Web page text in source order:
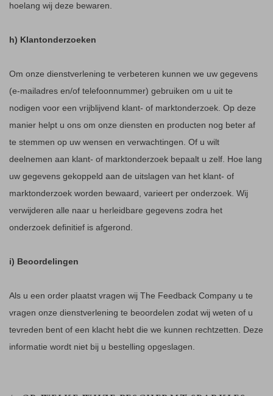
hoelang wij deze bewaren.
h) Klantonderzoeken
Om onze dienstverlening te verbeteren kunnen we uw gegevens
(e-mailadres en/of telefoonnummer) gebruiken om u uit te
nodigen voor een vrijblijvend klant- of marktonderzoek. Op deze
manier helpt u ons om onze diensten en producten nog beter af
te stemmen op uw wensen en verwachtingen. Of u wilt
deelnemen aan klant- of marktonderzoek bepaalt u zelf. Hoe lang
uw gegevens gekoppeld aan de uitslagen van het klant- of
marktonderzoek worden bewaard, varieert per onderzoek. Wij
verwijderen alle naar u herleidbare gegevens zodra het
onderzoek definitief is afgerond.
i) Beoordelingen
Als u een order plaatst vragen wij The Feedback Company u te
vragen onze dienstverlening te beoordelen zodat wij weten of u
tevreden bent of een klacht hebt die we kunnen rechtzetten. Deze
informatie wordt niet bij u bestelling opgeslagen.